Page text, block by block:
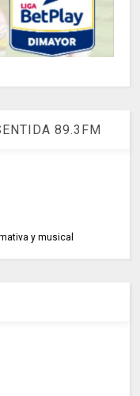
89.3FM
y musical